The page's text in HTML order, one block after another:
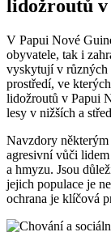
lidožroutů
V Papui Nové
obyvatele, ‌tak ⁣i
vyskytují v různých
prostředí, ve
lidožroutů ​v Papui
‌lesy v⁤ nižších a
Navzdory
agresivní vůči
a hmyzu. Jsou
jejich populace je
ochrana je klíčová